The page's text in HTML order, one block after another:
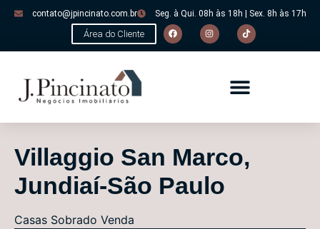
contato@jpincinato.com.br Seg. à Qui. 08h às 18h | Sex. 8h às 17h
Área do Cliente
Villaggio San Marco,
Jundiaí-São Paulo
Casas Sobrado Venda